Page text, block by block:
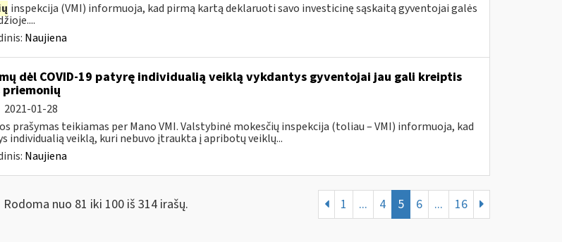
inspekcija (VMI) informuoja, kad pirmą kartą deklaruoti savo investicinę sąskaitą gyventojai galės
Naujiena
dėl COVID-19 patyrę individualią veiklą vykdantys gyventojai jau gali kreiptis
priemonių
2021-01-28
prašymas teikiamas per Mano VMI. Valstybinė mokesčių inspekcija (toliau – VMI) informuoja, kad
individualią veiklą, kuri nebuvo įtraukta į apribotų veiklų...
Naujiena
Rodoma nuo 81 iki 100 iš 314 irašų. 1 ... 4 5 6 ... 16